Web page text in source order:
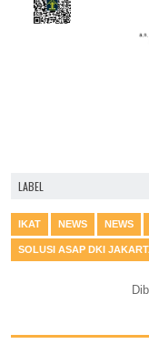
LABEL
IKAT NEWS NEWS
SOLUSI ASAP DKI